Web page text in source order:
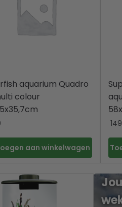
aquarium Quadro
colour
aan winkelwagen